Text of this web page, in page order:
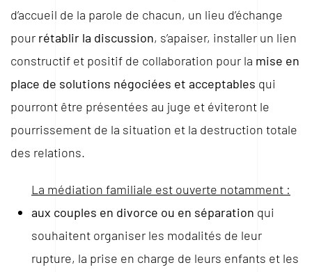
d’accueil de la parole de chacun, un lieu d’échange
pour rétablir la discussion, s’apaiser, installer un lien
constructif et positif de collaboration pour la mise en
place de solutions négociées et acceptables qui
pourront être présentées au juge et éviteront le
pourrissement de la situation et la destruction totale
des relations.
La médiation familiale est ouverte notamment :
aux couples en divorce ou en séparation qui
souhaitent organiser les modalités de leur
rupture, la prise en charge de leurs enfants et les